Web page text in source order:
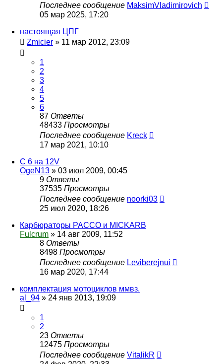
Последнее сообщение MaksimVladimirovich
05 мар 2025, 17:20
настоящая ЦПГ
Zmicier » 11 мар 2012, 23:09
1
2
3
4
5
6
87 Ответы
48433 Просмотры
Последнее сообщение Kreck
17 мар 2021, 10:10
С 6 на 12V
OgeN13 » 03 июл 2009, 00:45
9 Ответы
37535 Просмотры
Последнее сообщение noorki03
25 июл 2020, 18:26
Карбюраторы PACCO и MICKARB
Fulcrum » 14 авг 2009, 11:52
8 Ответы
8498 Просмотры
Последнее сообщение Leviberejnui
16 мар 2020, 17:44
комплектация мотоциклов ммвз.
al_94 » 24 янв 2013, 19:09
1
2
23 Ответы
12475 Просмотры
Последнее сообщение VitalikR